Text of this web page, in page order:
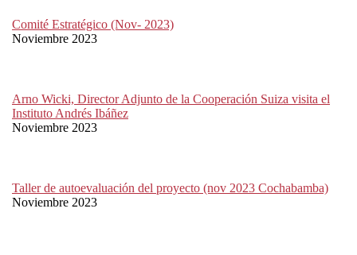
Comité Estratégico (Nov- 2023)
Noviembre 2023
Arno Wicki, Director Adjunto de la Cooperación Suiza visita el
Instituto Andrés Ibáñez
Noviembre 2023
Taller de autoevaluación del proyecto (nov 2023 Cochabamba)
Noviembre 2023